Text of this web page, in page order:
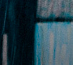
para
o
conteúdo